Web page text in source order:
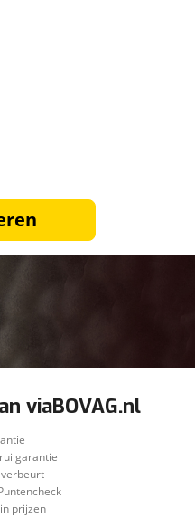
viaBOVAG.nl
prijzen